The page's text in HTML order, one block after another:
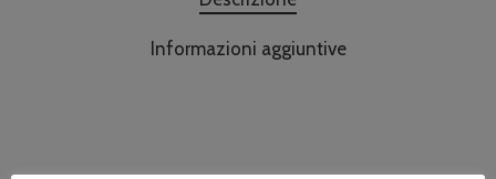
Informazioni aggiuntive